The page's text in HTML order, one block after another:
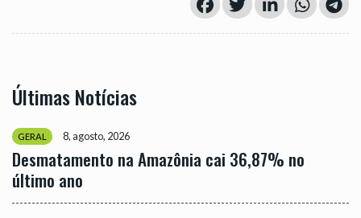
Últimas Notícias
GERAL 8, agosto, 2026
Desmatamento na Amazônia cai 36,87% no
último ano